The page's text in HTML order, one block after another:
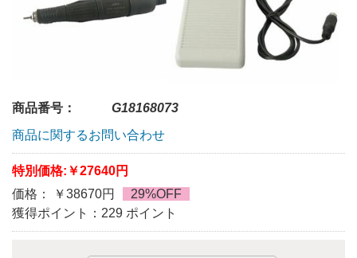
商品番号：
G18168073
商品に関するお問い合わせ
特別価格: ￥27640円
価格： ￥38670円
29%OFF
獲得ポイント：229 ポイント